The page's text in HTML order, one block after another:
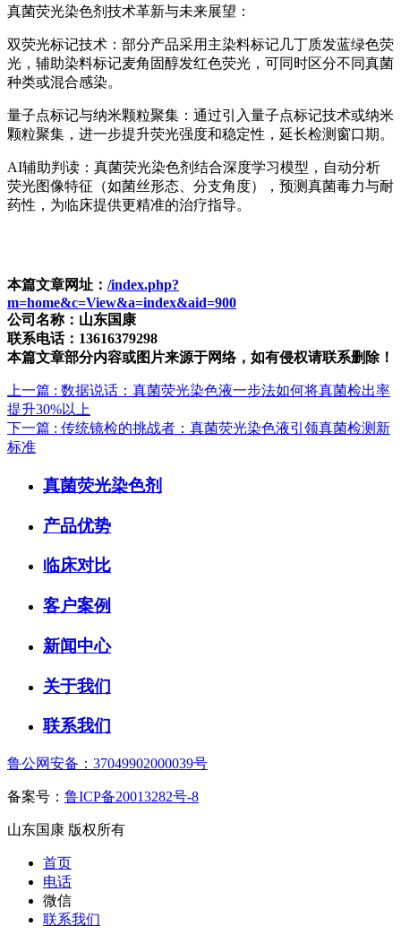
真菌荧光染色剂 技术革新与未来展望：
双荧光标记技术：部分产品采用主染料标记几丁质发蓝绿色荧
光，辅助染料标记麦角固醇发红色荧光，可同时区分不同真菌
种类或混合感染。
量子点标记与纳米颗粒聚集：通过引入量子点标记技术或纳米
颗粒聚集，进一步提升荧光强度和稳定性，延长检测窗口期。
AI辅助判读： 真菌荧光染色剂 结合深度学习模型，自动分析
荧光图像特征（如菌丝形态、分支角度），预测真菌毒力与耐
药性，为临床提供更精准的治疗指导。
本篇文章网址： /index.php?
m=home&c=View&a=index&aid=900
公司名称：山东国康
联系电话：13616379298
本篇文章部分内容或图片来源于网络，如有侵权请联系删除！
上一篇 : 数据说话：真菌荧光染色液一步法如何将真菌检出率
提升30%以上
下一篇 : 传统镜检的挑战者：真菌荧光染色液引领真菌检测新
标准
真菌荧光染色剂
产品优势
临床对比
客户案例
新闻中心
关于我们
联系我们
鲁公网安备：37049902000039号
备案号： 鲁ICP备20013282号-8
山东国康 版权所有
首页
电话
微信
联系我们